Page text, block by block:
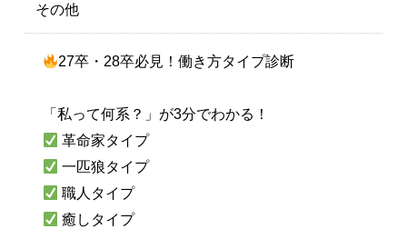
その他
27卒・28卒必見！働き方タイプ診断
「私って何系？」が3分でわかる！
革命家タイプ
一匹狼タイプ
職人タイプ
癒しタイプ